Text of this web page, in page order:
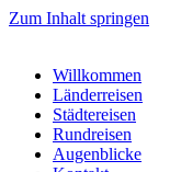
Zum Inhalt springen
Willkommen
Länderreisen
Städtereisen
Rundreisen
Augenblicke